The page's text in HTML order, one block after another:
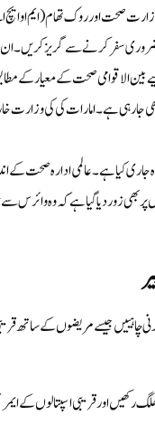
صحت اورروک تھام (ایم او
کا غیرضروری سفرکرنے سے
الاقوامی صحت کے معیارکے
رہی ہے۔امارات کی کی وزارت
جاری کیا ہے۔عالمی ادارہ
زوردیا گیا ہے کہ وہ وائرس سے
چاہییں جیسے مریضوں کے ساتھ
رکھیں اورقریبی اسپتالوں کے